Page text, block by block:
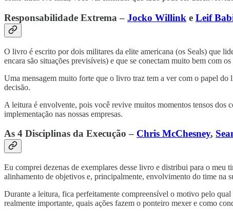
Responsabilidade Extrema – Jocko Willink e Leif
O livro é escrito por dois militares da elite americana (os Seals) que
encara são situações previsíveis) e que se conectam muito bem com
Uma mensagem muito forte que o livro traz tem a ver com o papel
decisão.
A leitura é envolvente, pois você revive muitos momentos tensos dos
implementação nas nossas empresas.
As 4 Disciplinas da Execução – Chris McChesney,
Eu comprei dezenas de exemplares desse livro e distribui para o meu
alinhamento de objetivos e, principalmente, envolvimento do time na
Durante a leitura, fica perfeitamente compreensível o motivo pelo
realmente importante, quais ações fazem o ponteiro mexer e como